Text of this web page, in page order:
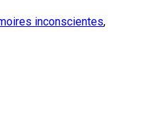
inconscientes,